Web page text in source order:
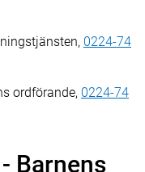
0224-74
ordförande, 0224-74
Barnens